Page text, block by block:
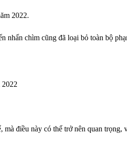
2022.
nhấn chìm cũng đã loại bỏ toàn bộ
2022
điều này có thể trở nên quan trọng,